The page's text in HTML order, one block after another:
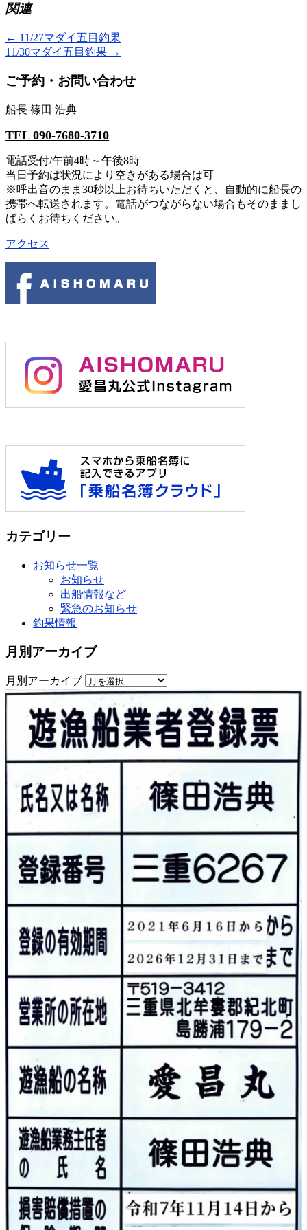
関連
← 11/27マダイ五目釣果
11/30マダイ五目釣果 →
ご予約・お問い合わせ
船長 篠田 浩典
TEL 090-7680-3710
電話受付/午前4時～午後8時
当日予約は状況により空きがある場合は可
※呼出音のまま30秒以上お待ちいただくと、自動的に船長の
携帯へ転送されます。電話がつながらない場合もそのままし
ばらくお待ちください。
アクセス
カテゴリー
お知らせ一覧
お知らせ
出船情報など
緊急のお知らせ
釣果情報
月別アーカイブ
月別アーカイブ